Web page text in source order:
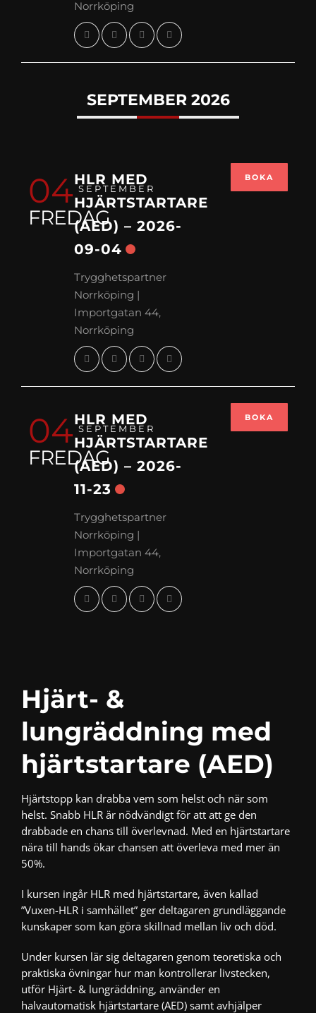
Norrköping
SEPTEMBER 2026
04 SEPTEMBER
FREDAG
HLR MED
HJÄRTSTARTARE
(AED) – 2026-
09-04
Trygghetspartner
Norrköping |
Importgatan 44,
Norrköping
BOKA
04 SEPTEMBER
FREDAG
HLR MED
HJÄRTSTARTARE
(AED) – 2026-
11-23
Trygghetspartner
Norrköping |
Importgatan 44,
Norrköping
BOKA
Hjärt- &
lungräddning med
hjärtstartare (AED)
Hjärtstopp kan drabba vem som helst och när som
helst. Snabb HLR är nödvändigt för att att ge den
drabbade en chans till överlevnad. Med en hjärtstartare
nära till hands ökar chansen att överleva med mer än
50%.
I kursen ingår HLR med hjärtstartare, även kallad
”Vuxen-HLR i samhället” ger deltagaren grundläggande
kunskaper som kan göra skillnad mellan liv och död.
Under kursen lär sig deltagaren genom teoretiska och
praktiska övningar hur man kontrollerar livstecken,
utför Hjärt- & lungräddning, använder en
halvautomatisk hjärtstartare (AED) samt avhjälper